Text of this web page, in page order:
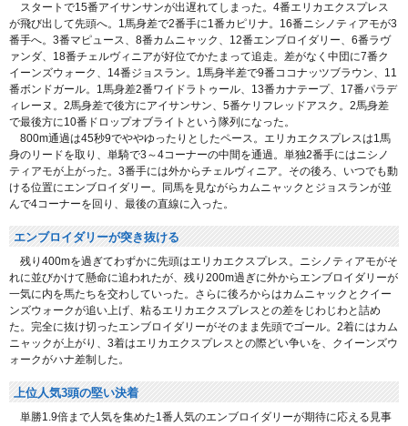
スタートで15番アイサンサンが出遅れてしまった。4番エリカエクスプレス
が飛び出して先頭へ。1馬身差で2番手に1番カピリナ。16番ニシノティアモが3
番手へ。3番マピュース、8番カムニャック、12番エンブロイダリー、6番ラヴ
ァンダ、18番チェルヴィニアが好位でかたまって追走。差がなく中団に7番ク
イーンズウォーク、14番ジョスラン。1馬身半差で9番ココナッツブラウン、11
番ボンドガール。1馬身差2番ワイドラトゥール、13番カナテープ、17番パラデ
ィレーヌ。2馬身差で後方にアイサンサン、5番ケリフレッドアスク。2馬身差
で最後方に10番ドロップオブライトという隊列になった。
800m通過は45秒9でややゆったりとしたペース。エリカエクスプレスは1馬
身のリードを取り、単騎で3～4コーナーの中間を通過。単独2番手にはニシノ
ティアモが上がった。3番手には外からチェルヴィニア。その後ろ、いつでも動
ける位置にエンブロイダリー。同馬を見ながらカムニャックとジョスランが並
んで4コーナーを回り、最後の直線に入った。
エンブロイダリーが突き抜ける
残り400mを過ぎてわずかに先頭はエリカエクスプレス。ニシノティアモがそ
れに並びかけて懸命に追われたが、残り200m過ぎに外からエンブロイダリーが
一気に内を馬たちを交わしていった。さらに後ろからはカムニャックとクイー
ンズウォークが追い上げ、粘るエリカエクスプレスとの差をじわじわと詰め
た。完全に抜け切ったエンブロイダリーがそのまま先頭でゴール。2着にはカム
ニャックが上がり、3着はエリカエクスプレスとの際どい争いを、クイーンズウ
ォークがハナ差制した。
上位人気3頭の堅い決着
単勝1.9倍まで人気を集めた1番人気のエンブロイダリーが期待に応える見事